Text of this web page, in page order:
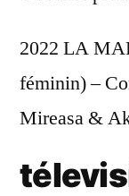
2022 LA
féminin) –
Mireasa &